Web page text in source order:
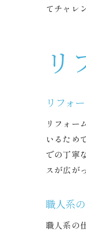
てチャレ
リ
リフォ
リフォー
いるため
での丁寧
スが広が
職人系
職人系の